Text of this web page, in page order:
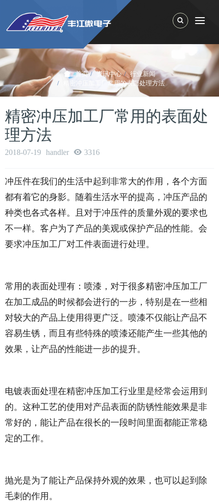
Toggle Search
首页 资讯中心
行业新闻
精密冲压加工厂常用的表面处理方法
精密冲压加工厂常用的表面处
理方法
2018-07-19 handler 3316
冲压件在我们的生活中起到非常大的作用，各个方面
都有着它的身影。随着生活水平的提高，冲压产品的
种类也各式各样。且对于冲压件的质量外观的要求也
不一样。客户为了产品的美观或保护产品的性能。会
要求冲压加工厂对工件表面进行处理。
常用的表面处理有：喷漆，对于很多精密冲压加工厂
在加工成品的时候都会进行的一步，特别是在一些相
对较大的产品上使用得更广泛。喷漆不仅能让产品不
容易生锈，而且有些特殊的喷漆还能产生一些其他的
效果，让产品的性能进一步的提升。
电镀表面处理在精密冲压加工行业里是经常会运用到
的。这种工艺的使用对产品表面的防锈性能效果是非
常好的，能让产品在很长的一段时间里面都能正常稳
定的工作。
抛光是为了能让产品保持外观的效果，也可以起到除
毛刺的作用。